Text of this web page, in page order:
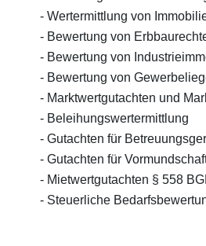
- Wertermittlung von
- Bewertung von
- Bewertung von
- Bewertung von
- Marktwertgutachten und
- Beleihungswertermittlung
- Gutachten für
- Gutachten für
- Mietwertgutachten § 558
- Steuerliche